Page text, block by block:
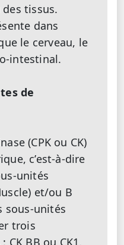
tissus.
dans
le cerveau, le
intestinal.
de
(CPK ou CK)
c’est-à-dire
unités
et/ou B
sous-unités
trois
CK BB ou CK1,